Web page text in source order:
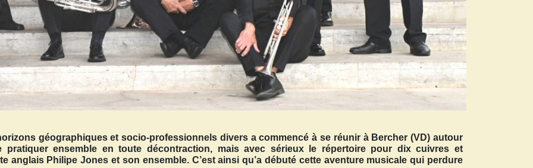
géographiques et socio-professionnels divers a commencé à se réunir à Bercher (VD) autour
ensemble en toute décontraction, mais avec sérieux le répertoire pour dix cuivres et
anglais Philipe Jones et son ensemble. C’est ainsi qu’a débuté cette aventure musicale qui perdure